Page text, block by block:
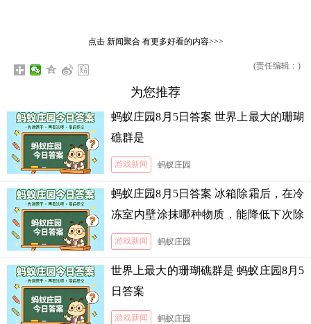
点击 新闻聚合有更多好看的内容>>>
(责任编辑：)
为您推荐
蚂蚁庄园8月5日答案 世界上最大的珊瑚
礁群是
游戏新闻 蚂蚁庄园
蚂蚁庄园8月5日答案 冰箱除霜后，在冷
冻室内壁涂抹哪种物质，能降低下次除
霜的难度
游戏新闻 蚂蚁庄园
世界上最大的珊瑚礁群是 蚂蚁庄园8月5
日答案
游戏新闻 蚂蚁庄园